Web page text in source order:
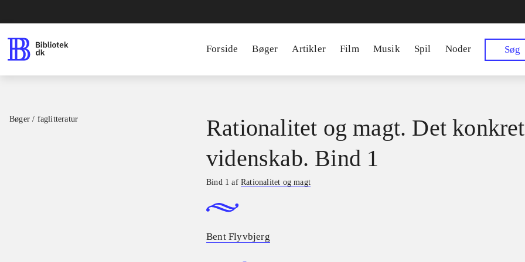
Forside Bøger Artikler Film Musik Spil Noder Søg
Bøger / faglitteratur
Rationalitet og magt. Det
videnskab. Bind 1
Bind 1 afRationalitet og magt
Bent Flyvbjerg